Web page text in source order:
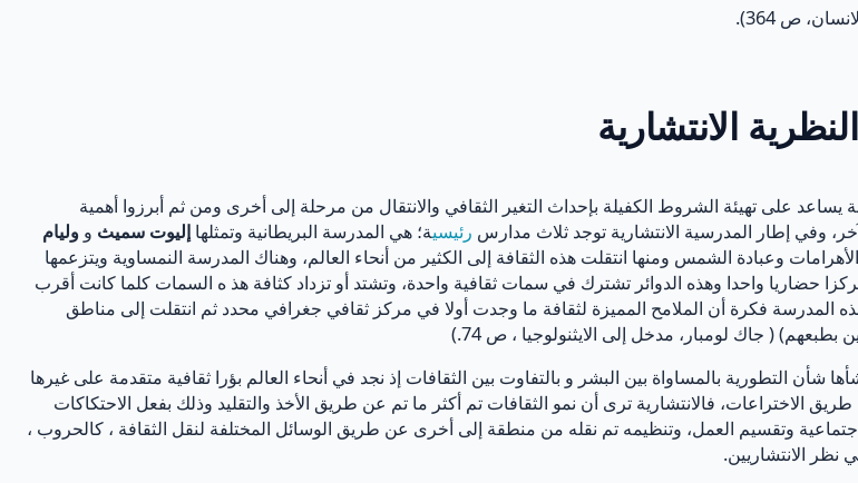
ص 364).
يساعد على تهيئة الشروط الكفيلة بإحداث التغير الثقافي والانتقال من مرحلة إلى أخرى ومن ثم أبرزوا أهمية
وفي إطار المدرسية الانتشارية توجد ثلاث مدارس رئيسية؛ هي المدرسة البريطانية وتمثلها إليوت سميث و وليام
وعبادة الشمس ومنها انتقلت هذه الثقافة إلى الكثير من أنحاء العالم، وهناك المدرسة النمساوية ويتزعمها
حضاريا واحدا وهذه الدوائر تشترك في سمات ثقافية واحدة، وتشتد أو تزداد كثافة هذ ه السمات كلما كانت أقرب
المدرسة فكرة أن الملامح المميزة لثقافة ما وجدت أولا في مركز ثقافي جغرافي محدد ثم انتقلت إلى مناطق
( جاك لومبار، مدخل إلى الايثنولوجيا ، ص 74.)
التطورية بالمساواة بين البشر و بالتفاوت بين الثقافات إذ نجد في أنحاء العالم بؤرا ثقافية متقدمة على غيرها
الاختراعات، فالانتشارية ترى أن نمو الثقافات تم أكثر ما تم عن طريق الأخذ والتقليد وذلك بفعل الاحتكاكات
وتقسيم العمل، وتنظيمه تم نقله من منطقة إلى أخرى عن طريق الوسائل المختلفة لنقل الثقافة ، كالحروب ،
نظر الانتشاريين.